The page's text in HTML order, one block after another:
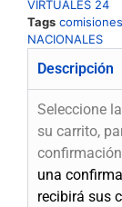
VIRTUALES 24
Tags
NACIONALES
Descripción
Seleccione
su carrito,
una
recibirá sus